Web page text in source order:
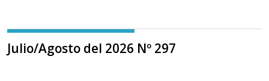
Julio/Agosto del 2026 Nº 297